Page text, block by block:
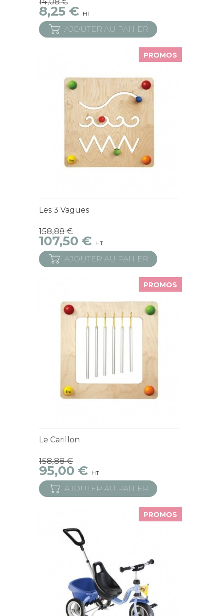
8,25 € HT
AJOUTER AU PANIER
PROMOS
Les 3 Vagues
158,88 €
107,50 € HT
AJOUTER AU PANIER
PROMOS
Le Carillon
158,88 €
95,00 € HT
AJOUTER AU PANIER
PROMOS